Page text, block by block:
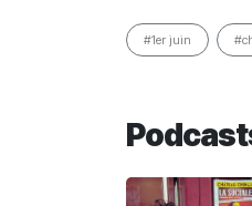
#1er juin